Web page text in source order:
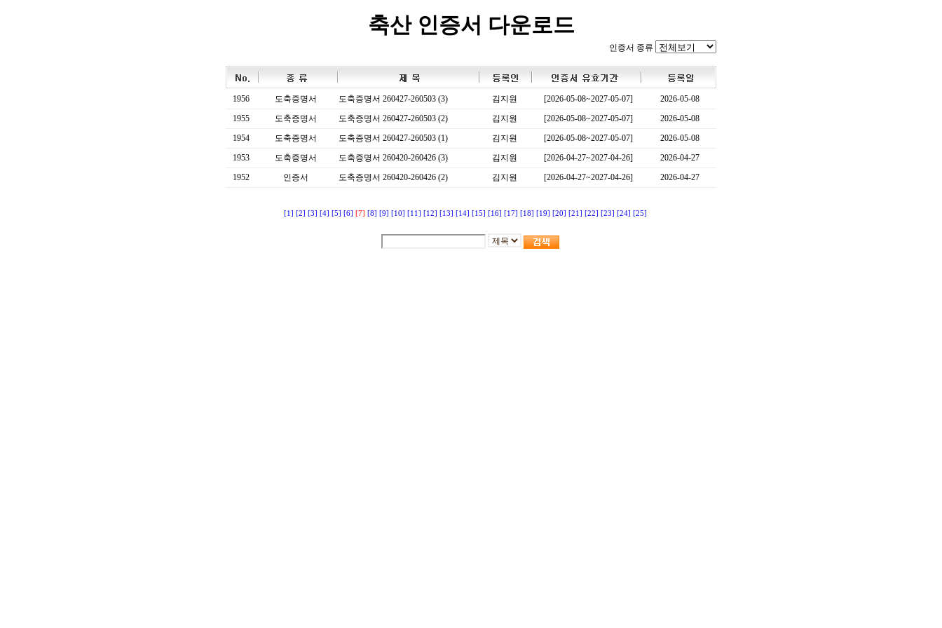
축산 인증서 다운로드
인증서 종류
1956 도축증명서 도축증명서 260427-260503 (3) 김지원 [2026-05-08~2027-05-07]
2026-05-08
1955
도축증명서 도축증명서 260427-260503 (2) 김지원 [2026-05-08~2027-05-07]
2026-05-08
1954
도축증명서 도축증명서 260427-260503 (1) 김지원 [2026-05-08~2027-05-07]
2026-05-08
1953
도축증명서 도축증명서 260420-260426 (3) 김지원 [2026-04-27~2027-04-26]
2026-04-27
1952
인증서 도축증명서 260420-260426 (2) 김지원 [2026-04-27~2027-04-26] 2026-04-27
[1] [2] [3] [4] [5] [6] [7] [8] [9] [10] [11] [12] [13] [14] [15] [16] [17] [18] [19] [20] [21] [22] [23] [24] [25]